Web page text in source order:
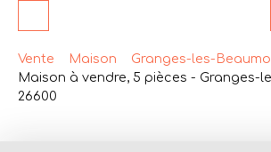
Vente Maison
Granges-les-
Maison à vendre, 5 pièces - Granges-
26600